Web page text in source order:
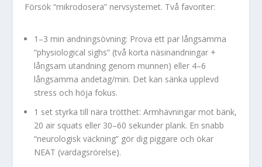
Försök “mikrodosera” nervsystemet. Två favoriter:
1–3 min andningsövning: Prova ett par långsamma
“physiological sighs” (två korta näsinandningar +
långsam utandning genom munnen) eller 4–6
långsamma andetag/min. Det kan sänka upplevd
stress och höja fokus.
1 set styrka till nära trötthet: Armhävningar mot bänk,
20 air squats eller 30–60 sekunder plank. En snabb
“neurologisk väckning” gör dig piggare och ökar
NEAT (vardagsrörelse).